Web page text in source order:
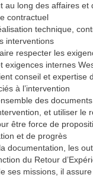
au long des affaires et
contractuel
technique,
interventions
respecter les
exigences internes
conseil et expertise
à l’intervention
des
et utiliser le
être force de
et de progrès
documentation, les
du Retour
ses missions, il